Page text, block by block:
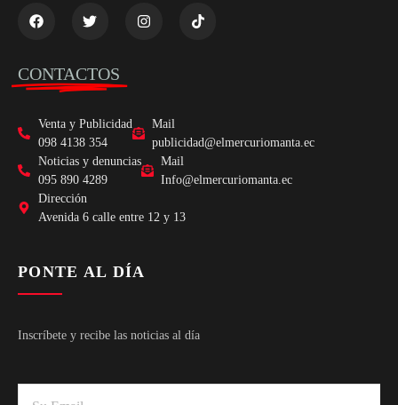
CONTACTOS
Venta y Publicidad
098 4138 354
Mail
publicidad@elmercuriomanta.ec
Noticias y denuncias
095 890 4289
Mail
Info@elmercuriomanta.ec
Dirección
Avenida 6 calle entre 12 y 13
PONTE AL DÍA
Inscríbete y recibe las noticias al día